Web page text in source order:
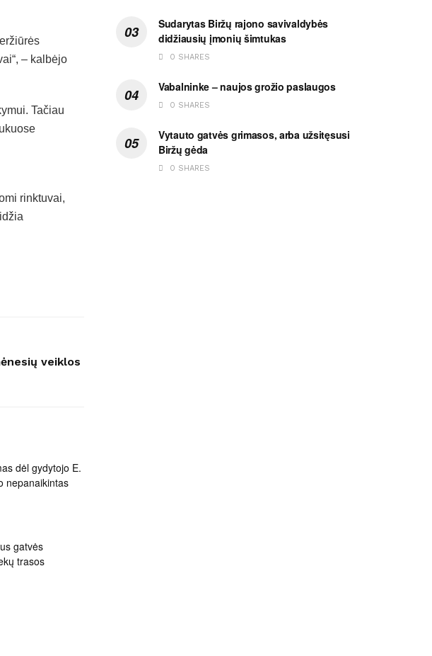
– kalbėjo
Tačiau
rinktuvai,
veiklos
dėl gydytojo E.
nepanaikintas
gatvės
trasos
Sudarytas Biržų rajono savivaldybės
didžiausių įmonių šimtukas
0 SHARES
Vabalninke – naujos grožio paslaugos
0 SHARES
Vytauto gatvės grimasos, arba užsitęsusi
Biržų gėda
0 SHARES